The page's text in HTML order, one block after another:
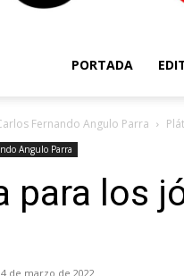
PORTADA
Fernando Angulo Parra
Angulo Parra
para los
4 de marzo de 2022